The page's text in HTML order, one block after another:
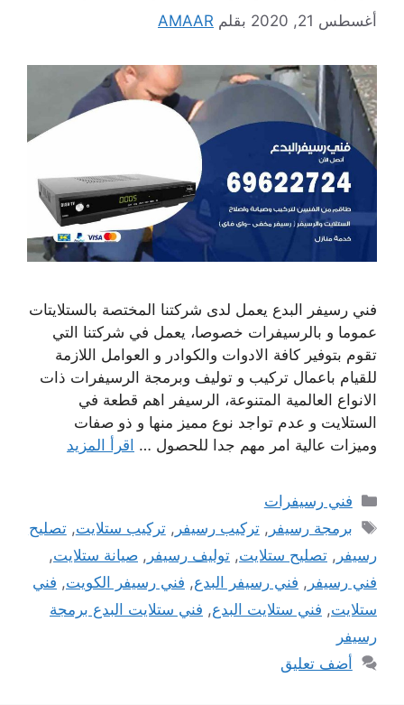
أغسطس 21, 2020 بقلم AMAAR
فني رسيفر البدع يعمل لدى شركتنا المختصة بالستلايتات
عموما و بالرسيفرات خصوصا، يعمل في شركتنا التي
تقوم بتوفير كافة الادوات والكوادر و العوامل اللازمة
للقيام باعمال تركيب و توليف وبرمجة الرسيفرات ذات
الانواع العالمية المتنوعة، الرسيفر اهم قطعة في
الستلايت و عدم تواجد نوع مميز منها و ذو صفات
وميزات عالية امر مهم جدا للحصول … اقرأ المزيد
التصنيفات
فني رسيفرات
الوسوم
برمجة رسيفر ,تركيب رسيفر ,تركيب ستلايت,تصليح
رسيفر , تصليح ستلايت, توليف رسيفر , صيانة ستلايت,
فني رسيفر , فني رسيفر البدع, فني رسيفر الكويت, فني
ستلايت, فني ستلايت البدع, فني ستلايت البدع برمجة
رسيفر
أضف تعليق